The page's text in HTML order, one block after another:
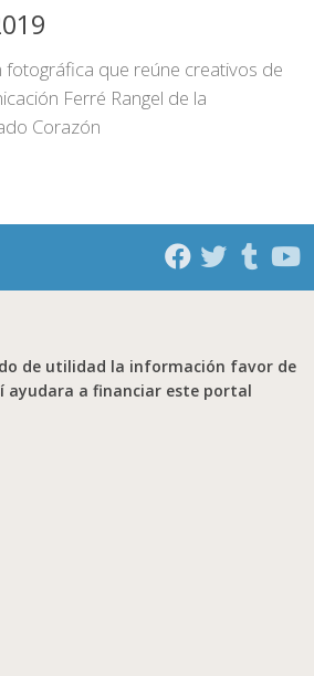
fotográfica que reúne creativos de
Ferré Rangel de la
Corazón
de utilidad la información favor de
ayudara a financiar este portal